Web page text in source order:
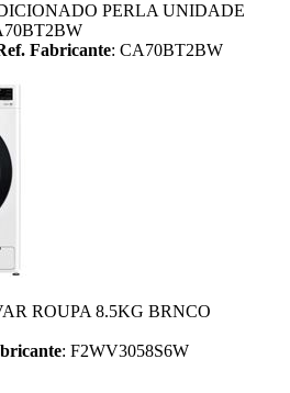
PERLA UNIDADE
Fabricante: CA70BT2BW
ROUPA 8.5KG BRNCO
: F2WV3058S6W